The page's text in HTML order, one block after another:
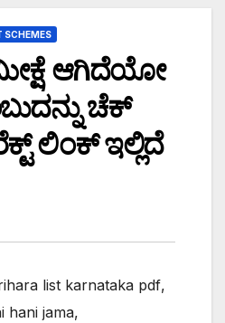
SCHEMES
ಆಗಿದೆಯೋ
ಚೆಕ್
ಲಿಂಕ್ ಇಲ್ಲಿದೆ
list karnataka pdf,
hani jama,